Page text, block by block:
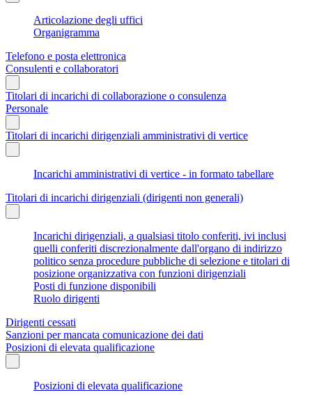
Articolazione degli uffici
Organigramma
Telefono e posta elettronica
Consulenti e collaboratori
Titolari di incarichi di collaborazione o consulenza
Personale
Titolari di incarichi dirigenziali amministrativi di vertice
Incarichi amministrativi di vertice - in formato tabellare
Titolari di incarichi dirigenziali (dirigenti non generali)
Incarichi dirigenziali, a qualsiasi titolo conferiti, ivi inclusi
quelli conferiti discrezionalmente dall'organo di indirizzo
politico senza procedure pubbliche di selezione e titolari di
posizione organizzativa con funzioni dirigenziali
Posti di funzione disponibili
Ruolo dirigenti
Dirigenti cessati
Sanzioni per mancata comunicazione dei dati
Posizioni di elevata qualificazione
Posizioni di elevata qualificazione